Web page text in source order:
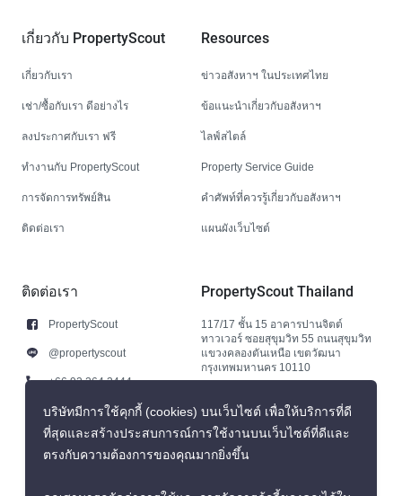
เกี่ยวกับ PropertyScout
เกี่ยวกับเรา
เช่า/ซื้อกับเรา ดีอย่างไร
ลงประกาศกับเรา ฟรี
ทำงานกับ PropertyScout
การจัดการทรัพย์สิน
ติดต่อเรา
Resources
ข่าวอสังหาฯ ในประเทศไทย
ข้อแนะนำเกี่ยวกับอสังหาฯ
ไลฟ์สไตล์
Property Service Guide
คำศัพท์ที่ควรรู้เกี่ยวกับอสังหาฯ
แผนผังเว็บไซต์
ติดต่อเรา
PropertyScout
@propertyscout
+66 92 264 3444
+66 92 264 3444
contact@propertyscout.co.th
PropertyScout Thailand
117/17 ชั้น 15 อาคารปานจิตต์
ทาวเวอร์ ซอยสุขุมวิท 55 ถนนสุขุมวิท
แขวงคลองตันเหนือ เขตวัฒนา
กรุงเทพมหานคร 10110
บริษัทมีการใช้คุกกี้ (cookies) บนเว็บไซต์ เพื่อให้บริการที่ดี
ที่สุดและสร้างประสบการณ์การใช้งานบนเว็บไซต์ที่ดีและ
ตรงกับความต้องการของคุณมากยิ่งขึ้น